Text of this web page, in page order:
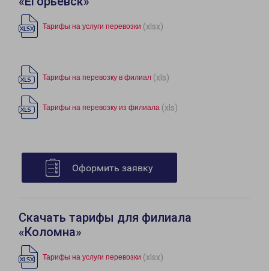
Тарифы на услуги перевозки (xlsx)
Тарифы на перевозку в филиал (xls)
Тарифы на перевозку из филиала (xls)
Оформить заявку
Скачать тарифы для филиала
«Коломна»
Тарифы на услуги перевозки (xlsx)